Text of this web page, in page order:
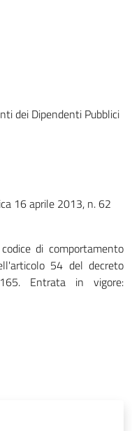
dei Dipendenti Pubblici
16 aprile 2013, n. 62
di comportamento
54 del decreto
Entrata in vigore: